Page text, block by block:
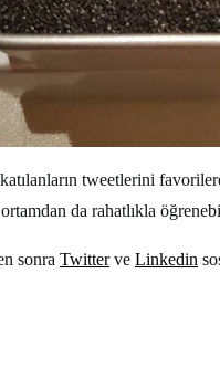
tweetlerini
ortamdan da rahatlıkla
sonra Twitterve Linkedin